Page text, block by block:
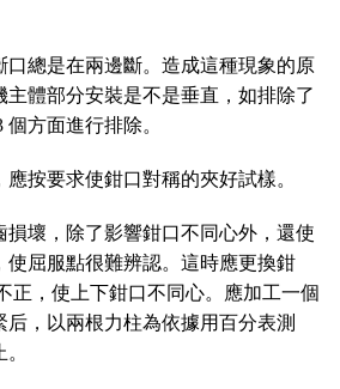
口總是在兩邊斷。造成這種現象的原
主體部分安裝是不是垂直，如排除了
方面進行排除。
應按要求使鉗口對稱的夾好試樣。
損壞，除了影響鉗口不同心外，還使
使屈服點很難辨認。這時應更換鉗
正，使上下鉗口不同心。應加工一個
，以兩根力柱為依據用百分表測
。